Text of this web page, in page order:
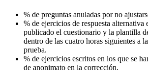
% de preguntas anuladas por no
% de ejercicios de respuesta alternativa
publicado el cuestionario y la plantilla
dentro de las cuatro horas siguientes a
prueba.
% de ejercicios escritos en los que se
de anonimato en la corrección.